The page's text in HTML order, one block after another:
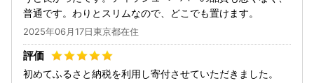
普通です。わりとスリムなので、どこでも置けます。
2025年06月17日東京都在住
初めてふるさと納税を利用し寄付させていただきました。